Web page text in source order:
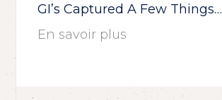
GI’s Captured A Few Things…
En savoir plus